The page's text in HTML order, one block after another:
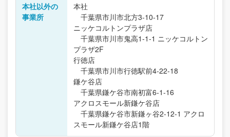
本社以外の
事業所
本社
千葉県市川市北方3-10-17
ニッケコルトンプラザ店
千葉県市川市鬼高1-1-1 ニッケコルトン
プラザ2F
行徳店
千葉県市川市行徳駅前4-22-18
鎌ケ谷店
千葉県鎌ケ谷市南初富6-1-16
アクロスモール新鎌ケ谷店
千葉県鎌ケ谷市新鎌ヶ谷2-12-1 アクロ
スモール新鎌ケ谷店1階